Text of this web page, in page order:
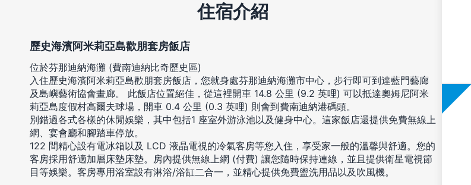
住宿介紹
歷史海濱阿米莉亞島歡朋套房飯店
位於芬那迪納海灘 (費南迪納比奇歷史區)
入住歷史海濱阿米莉亞島歡朋套房飯店，您就身處芬那迪納海灘市中心，步行即可到達藍門藝廊
及島嶼藝術協會畫廊。 此飯店位置絕佳，從這裡開車 14.8 公里 (9.2 英哩) 可以抵達奧姆尼阿米
莉亞島度假村高爾夫球場，開車 0.4 公里 (0.3 英哩) 則會到費南迪納港碼頭。
別錯過各式各樣的休閒娛樂，其中包括1 座室外游泳池以及健身中心。這家飯店還提供免費無線上
網、宴會廳和腳踏車停放。
122 間精心設有電冰箱以及 LCD 液晶電視的冷氣客房等您入住，享受家一般的溫馨與舒適。您的
客房採用舒適加層床墊床墊。房內提供無線上網 (付費) 讓您隨時保持連線，並且提供衛星電視節
目等娛樂。客房專用浴室設有淋浴/浴缸二合一，並精心提供免費盥洗用品以及吹風機。